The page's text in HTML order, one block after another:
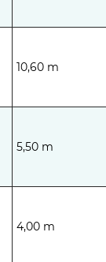
10,60 m
5,50 m
4,00 m